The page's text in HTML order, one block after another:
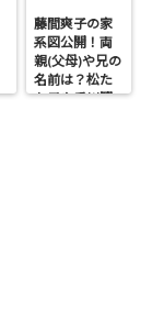
藤間爽子の家
系図公開！両
親(父母)や兄の
名前は？松た
か子や香川照